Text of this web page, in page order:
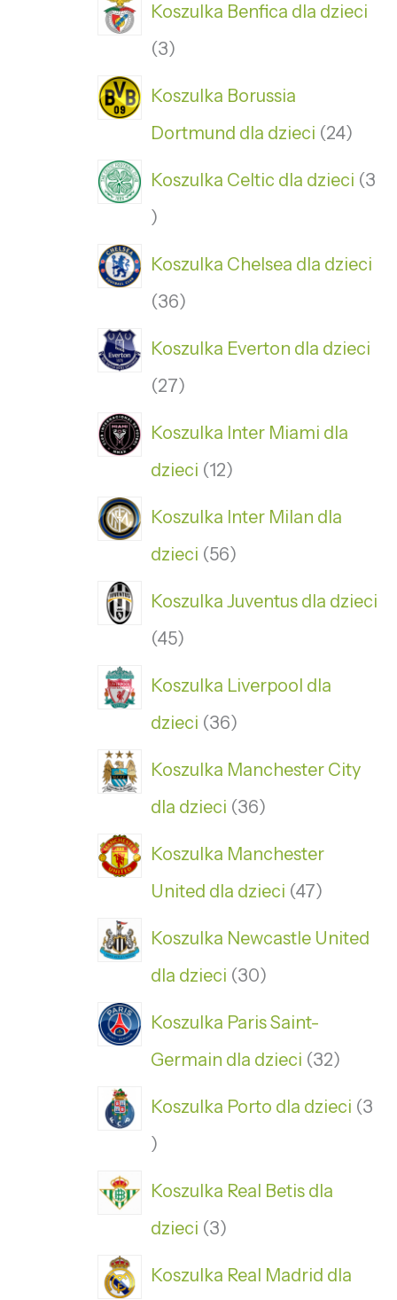
Koszulka Benfica dla dzieci
3
Koszulka Borussia
Dortmund dla dzieci 24
Koszulka Celtic dla dzieci 3
Koszulka Chelsea dla dzieci
36
Koszulka Everton dla dzieci
27
Koszulka Inter Miami dla
dzieci 12
Koszulka Inter Milan dla
dzieci 56
Koszulka Juventus dla dzieci
45
Koszulka Liverpool dla
dzieci 36
Koszulka Manchester City
dla dzieci 36
Koszulka Manchester
United dla dzieci 47
Koszulka Newcastle United
dla dzieci 30
Koszulka Paris Saint-
Germain dla dzieci 32
Koszulka Porto dla dzieci 3
Koszulka Real Betis dla
dzieci 3
Koszulka Real Madrid dla